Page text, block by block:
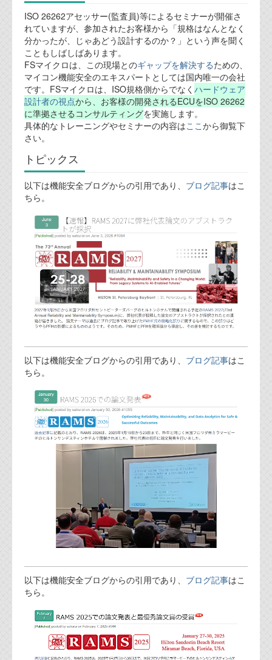
ブログテーマ
技術文書
ご希望の方は、お問い合わせページから
資料閲覧パスワードをお問い合わせ頂き
ログインをお願い致します。アカウント
名は"opendocument"です。
機能安全用語集
設計用語集
オンラインショップ
お問い合わせ
FAQ
お問い合わせフォーム
ISO 26262アセッサー(監査員)等によるセミナーが開催さ
れていますが、参加されたお客様から「規格はなんとなく
分かったが、じゃあどう設計するのか？」という声を聞く
こともしばしばあります。
FSマイクロは、この現場とのギャップを解決するための、
マイコン機能安全のエキスパートとしては国内唯一の会社
です。FSマイクロは、ISO規格側からでなく ハードウェア
設計者の視点から、お客様の開発されるECUをISO 26262
に準拠させるコンサルティングを実施します。
具体的なトレーニングやセミナーの内容はここから御覧下
さい。
トピックス
以下は機能安全ブログからの引用であり、 ブログ記事はこ
ちら。
以下は機能安全ブログからの引用であり、 ブログ記事はこ
ちら。
以下は機能安全ブログからの引用であり、 ブログ記事はこ
ちら。